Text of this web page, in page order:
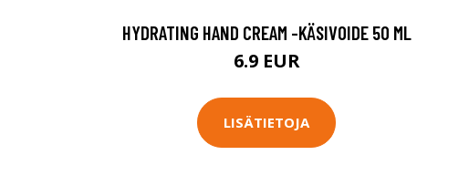
HYDRATING HAND CREAM -KÄSIVOIDE 50 ML
6.9 EUR
LISÄTIETOJA